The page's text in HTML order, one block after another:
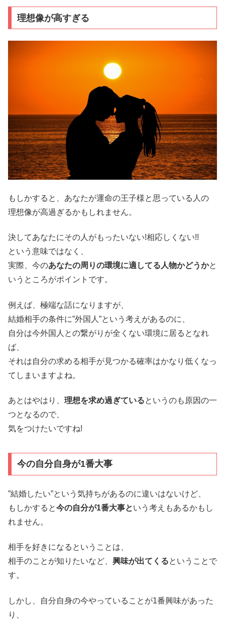
理想像が高すぎる
もしかすると、あなたが運命の王子様と思っている人の
理想像が高過ぎるかもしれません。
決してあなたにその人がもったいない!相応しくない!!
という意味ではなく、
実際、今のあなたの周りの環境に適してる人物かどうかと
いうところがポイントです。
例えば、極端な話になりますが、
結婚相手の条件に”外国人”という考えがあるのに、
自分は今外国人との繋がりが全くない環境に居るとなれ
ば、
それは自分の求める相手が見つかる確率はかなり低くなっ
てしまいますよね。
あとはやはり、 理想を求め過ぎているというのも原因の一
つとなるので、
気をつけたいですね!
今の自分自身が1番大事
”結婚したい”という気持ちがあるのに違いはないけど、
もしかすると今の自分が1番大事という考えもあるかもし
れません。
相手を好きになるということは、
相手のことが知りたいなど、 興味が出てくるということで
す。
しかし、自分自身の今やっていることが1番興味があった
り、